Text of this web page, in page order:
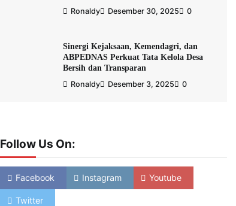
Ronaldy Desember 30, 2025 0
Sinergi Kejaksaan, Kemendagri, dan
ABPEDNAS Perkuat Tata Kelola Desa
Bersih dan Transparan
Ronaldy Desember 3, 2025 0
Follow Us On:
Facebook Instagram Youtube
Twitter